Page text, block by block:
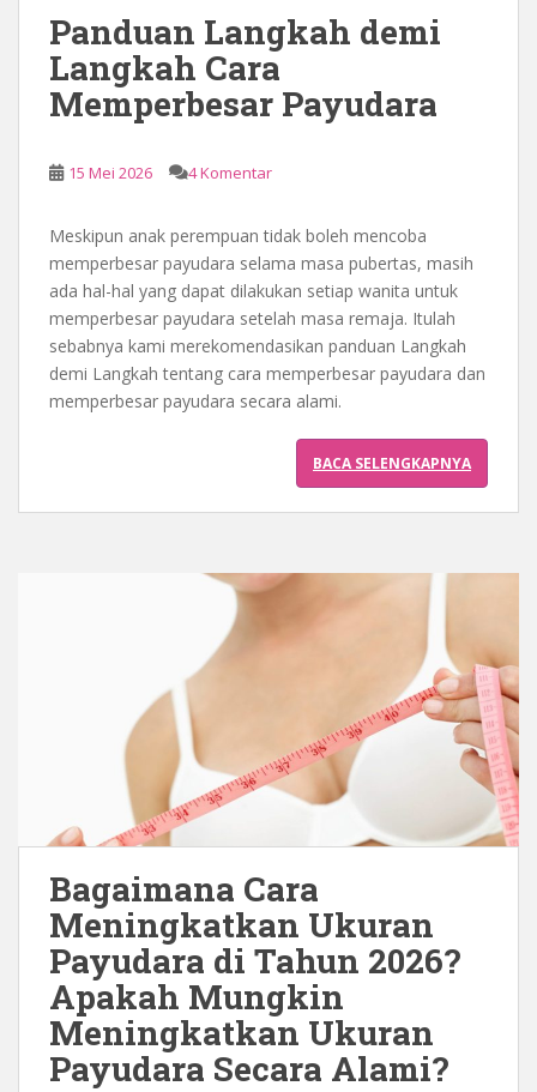
Panduan Langkah demi
Langkah Cara
Memperbesar Payudara
15 Mei 2026 4 Komentar
Meskipun anak perempuan tidak boleh mencoba
memperbesar payudara selama masa pubertas, masih
ada hal-hal yang dapat dilakukan setiap wanita untuk
memperbesar payudara setelah masa remaja. Itulah
sebabnya kami merekomendasikan panduan Langkah
demi Langkah tentang cara memperbesar payudara dan
memperbesar payudara secara alami.
BACA SELENGKAPNYA
Bagaimana Cara
Meningkatkan Ukuran
Payudara di Tahun 2026?
Apakah Mungkin
Meningkatkan Ukuran
Payudara Secara Alami?